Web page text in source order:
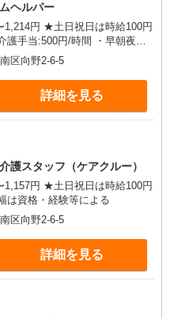
ヘルパー
日は時給100円
護手当:500円/時間 ・早朝夜間
間 （18:00〜翌07:59の時間
円/月 ・深夜割増は別途支給
時間も賃金（時給）を支給 ・
:60円/時間 ※給与幅は資格・
区向野2-6-5
詳細を見る
スタッフ（ケアクルー）
日は時給100円
は資格・経験等による
区向野2-6-5
詳細を見る